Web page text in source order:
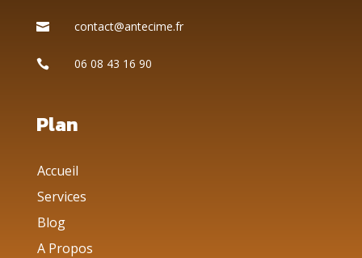
 contact@antecime.fr
 06 08 43 16 90
Plan
Accueil
Services
Blog
A Propos